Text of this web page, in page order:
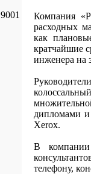
Компания
расходных
как
кратчайшие
инженера на
дипломами и
Xerox.
В компании
телефону,